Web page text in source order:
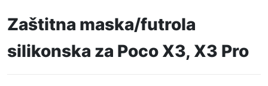
Zaštitna maska/futrola
silikonska za Poco X3, X3 Pro